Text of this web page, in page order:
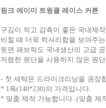
핑크 에이미 트윙클 레이스 커튼
구김이 적고 감촉이 좋은 국내제
비칠 때 더욱 럭셔리함을 보여주
뒷면 패브릭도 국내생산의 고급
저렴한 원단을 사용하지 않은 원
- 첫 세탁은 드라이크리닝을 권장
* 1폭(140*230)의 가격입니다.
* 맞춤 제작 가능합니다. (맞춤 제